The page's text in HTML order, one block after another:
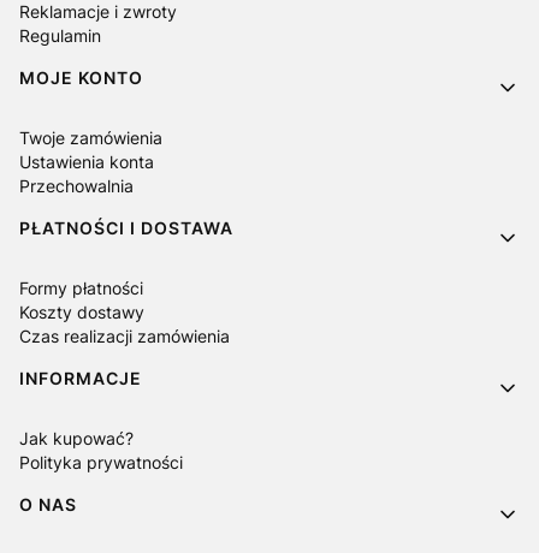
Reklamacje i zwroty
Regulamin
MOJE KONTO
Twoje zamówienia
Ustawienia konta
Przechowalnia
PŁATNOŚCI I DOSTAWA
Formy płatności
Koszty dostawy
Czas realizacji zamówienia
INFORMACJE
Jak kupować?
Polityka prywatności
O NAS